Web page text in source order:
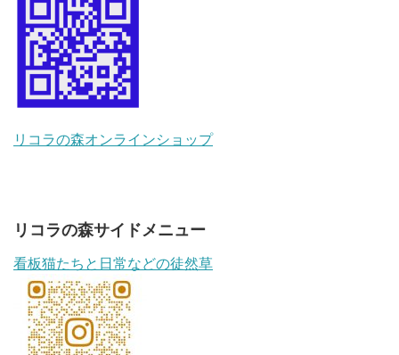
リコラの森オンラインショップ
リコラの森サイドメニュー
看板猫たちと日常などの徒然草